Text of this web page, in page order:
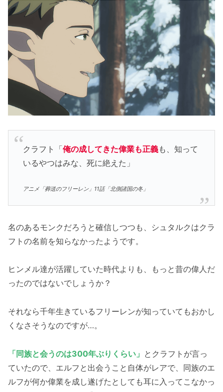
クラフト「俺の成してきた偉業も正義も、知って
いるやつはみな、死に絶えた」
アニメ「葬送のフリーレン」11話「北側諸国の冬」
名のあるモンクだろうと確信しつつも、シュタルクはクラ
フトの名前を知らなかったようです。
ヒンメル達が活躍していた時代よりも、もっと昔の偉人だ
ったのではないでしょうか？
それなら千年生きているフリーレンが知っていてもおかし
くなさそうなのですが…。
「同族と会うのは300年ぶりくらい」 とクラフトが言っ
ていたので、エルフと出会うこと自体がレアで、同族のエ
ルフが何か偉業を成し遂げたとしても耳に入ってこなかっ